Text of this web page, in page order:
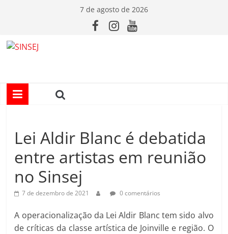
conteúdo
7 de agosto de 2026
I
S
E
Lei Aldir Blanc é debatida
entre artistas em reunião
no Sinsej
7 de dezembro de 2021 0 comentários
A operacionalização da Lei Aldir Blanc tem sido alvo
de críticas da classe artística de Joinville e região. O